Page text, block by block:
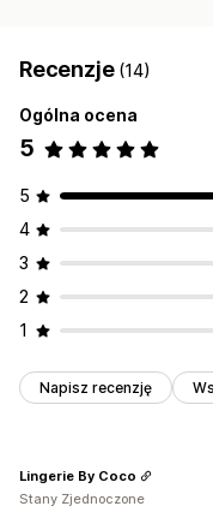
Recenzje (14)
Ogólna ocena
5
5
4
3
2
1
Napisz recenzję
Lingerie By Coco
Stany Zjednoczone